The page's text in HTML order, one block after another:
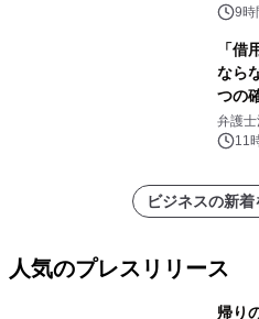
9時
「借
なら
つの
弁護
11
ビジネスの新
人気のプレスリリース
帰り